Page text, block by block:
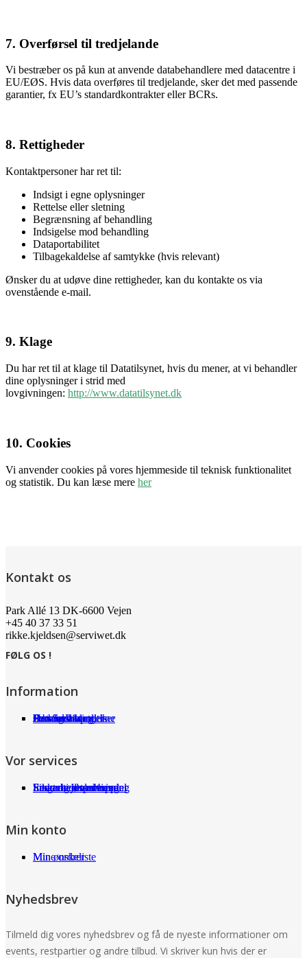
7. Overførsel til tredjelande
Vi bestræber os på kun at anvende databehandlere med datacentre i
EU/EØS. Hvis data overføres til tredjelande, sker det med passende
garantier, fx EU’s standardkontrakter eller BCRs.
8. Rettigheder
Kontaktpersoner har ret til:
Indsigt i egne oplysninger
Rettelse eller sletning
Begrænsning af behandling
Indsigelse mod behandling
Dataportabilitet
Tilbagekaldelse af samtykke (hvis relevant)
Ønsker du at udøve dine rettigheder, kan du kontakte os via
ovenstående e-mail.
9. Klage
Du har ret til at klage til Datatilsynet, hvis du mener, at vi behandler
dine oplysninger i strid med
lovgivningen: http://www.datatilsynet.dk
10. Cookies
Vi anvender cookies på vores hjemmeside til teknisk funktionalitet
og statistik. Du kan læse mere her
Kontakt os
Park Allé 13 DK-6600 Vejen
+45 40 37 33 51
rikke.kjeldsen@serviwet.dk
FØLG OS !
Information
Om Serviwet
Serviwet blog
Forhandlere
Persondatapolitik
Handelsbetingelser
Det siger kunderne
Jobs
Vor services
Fragt og returneringer
Sikkerhed ved handel
International shopping
Samarbejdspartnere
Leverandørservice
Min konto
Min ønskeliste
Mine ordrer
Nyhedsbrev
Tilmeld dig vores nyhedsbrev og få de nyeste informationer om
events, restpartier og andre tilbud. Vi skriver kun hvis der er